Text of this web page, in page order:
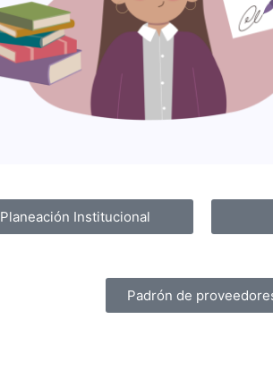
Planeación Institucional
Padrón de